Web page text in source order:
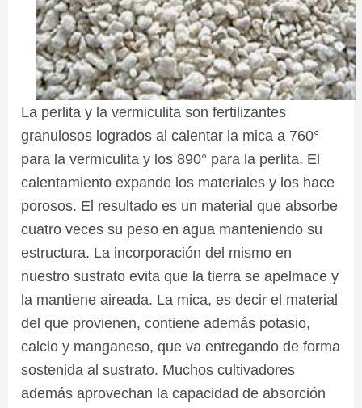
La perlita y la vermiculita son fertilizantes
granulosos logrados al calentar la mica a 760°
para la vermiculita y los 890° para la perlita. El
calentamiento expande los materiales y los hace
porosos. El resultado es un material que absorbe
cuatro veces su peso en agua manteniendo su
estructura. La incorporación del mismo en
nuestro sustrato evita que la tierra se apelmace y
la mantiene aireada. La mica, es decir el material
del que provienen, contiene además potasio,
calcio y manganeso, que va entregando de forma
sostenida al sustrato. Muchos cultivadores
además aprovechan la capacidad de absorción